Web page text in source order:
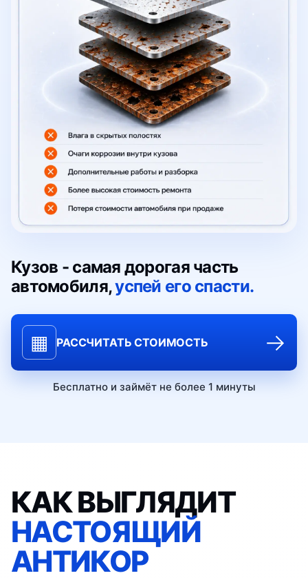
Кузов - самая дорогая часть
автомобиля,успей его спасти.
▦ РАССЧИТАТЬ СТОИМОСТЬ →
Бесплатно и займёт не более 1 минуты
КАК ВЫГЛЯДИТ
НАСТОЯЩИЙ
АНТИКОР